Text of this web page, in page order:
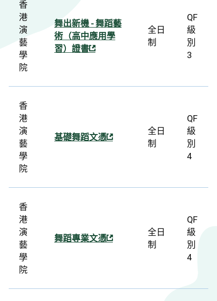
香
港
演
藝
學
院
舞出新機 - 舞蹈藝
術（高中應用學
習）證書
全日
制
QF
級
別
3
香
港
演
藝
學
院
基礎舞蹈文憑
全日
制
QF
級
別
4
香
港
演
藝
學
院
舞蹈專業文憑
全日
制
QF
級
別
4